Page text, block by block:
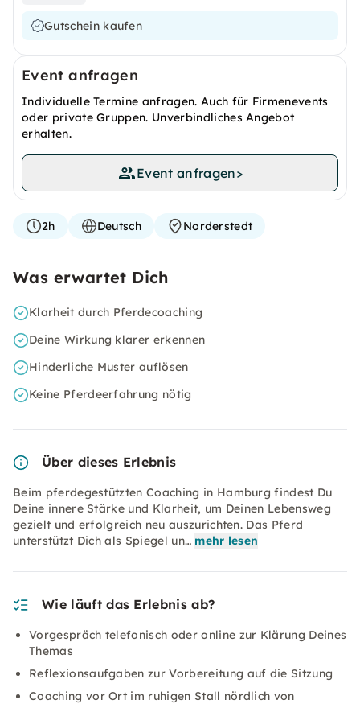
Gutschein kaufen
Event anfragen
Individuelle Termine anfragen. Auch für Firmenevents
oder private Gruppen. Unverbindliches Angebot
erhalten.
Event anfragen>
2h Deutsch Norderstedt
Was erwartet Dich
Klarheit durch Pferdecoaching
Deine Wirkung klarer erkennen
Hinderliche Muster auflösen
Keine Pferdeerfahrung nötig
Über dieses Erlebnis
Beim pferdegestützten Coaching in Hamburg findest Du
Deine innere Stärke und Klarheit, um Deinen Lebensweg
gezielt und erfolgreich neu auszurichten. Das Pferd
unterstützt Dich als Spiegel un… mehr lesen
Wie läuft das Erlebnis ab?
Vorgespräch telefonisch oder online zur Klärung Deines
Themas
Reflexionsaufgaben zur Vorbereitung auf die Sitzung
Coaching vor Ort im ruhigen Stall nördlich von